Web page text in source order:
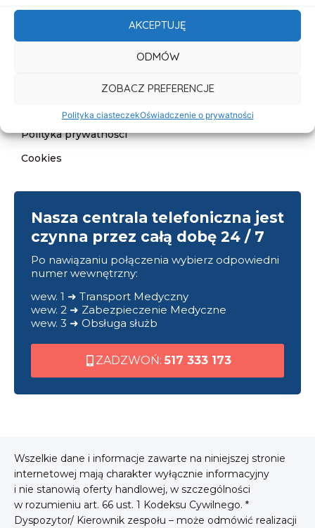
AKCEPTUJĘ
ODMÓW
ZOBACZ PREFERENCJE
Polityka ciasteczekOświadczenie o prywatności
Aktualności
Deklaracja dostępności
Klauzula informacyjna
Polityka prywatności
Cookies
Nasza centrala telefoniczna jest
czynna przez całą dobę 24 / 7
Po nawiązaniu połączenia wybierz odpowiedni
numer wewnętrzny:
wew. 1 ➜ Transport Medyczny
wew. 2 ➜ Zabezpieczenie Medyczne
wew. 3 ➜ Obsługa służb
ZADZWOŃ: 517 333 173
Wszelkie dane i informacje zawarte na niniejszej stronie
internetowej mają charakter wyłącznie informacyjny
i nie stanowią oferty handlowej, w szczególności
w rozumieniu art. 66 ust. 1 Kodeksu Cywilnego. *
Dyspozytor/ Kierownik zespołu – może odmówić realizacji